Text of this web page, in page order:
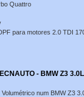
Quattro
para motores 2.0 TDI
- BMW Z3
num BMW Z3